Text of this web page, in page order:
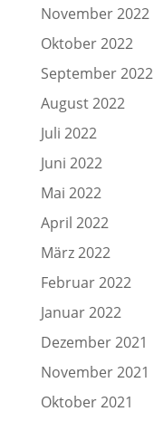
November 2022
Oktober 2022
September 2022
August 2022
Juli 2022
Juni 2022
Mai 2022
April 2022
März 2022
Februar 2022
Januar 2022
Dezember 2021
November 2021
Oktober 2021